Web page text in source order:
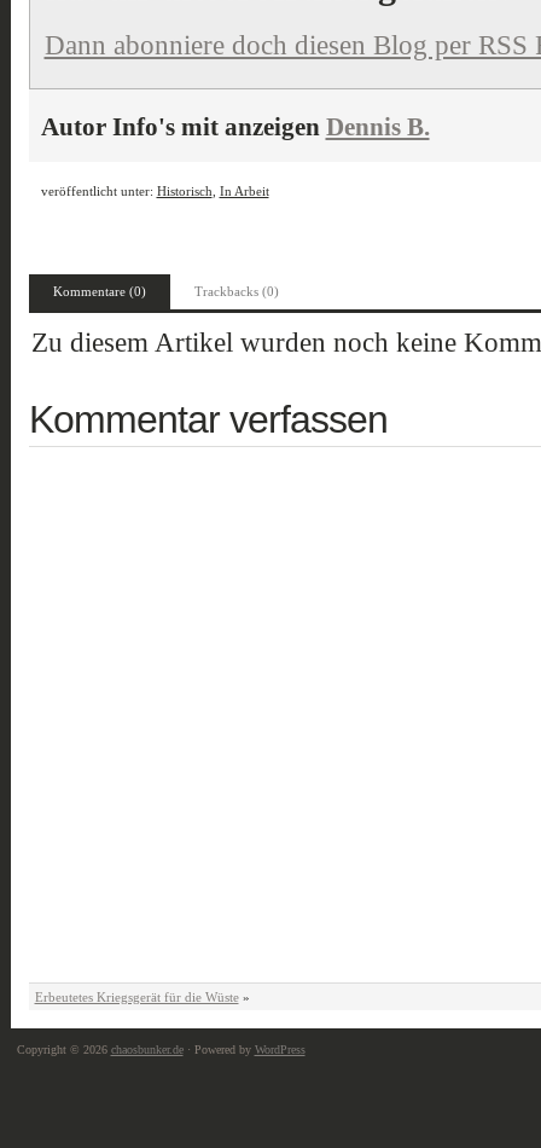
Dann abonniere doch diesen Blog per RSS
Autor Info's mit anzeigen Dennis B.
veröffentlicht unter: Historisch In Arbeit
Kommentare (0) Trackbacks (0)
Zu diesem Artikel wurden noch keine
Kommentar verfassen
Erbeutetes Kriegsgerät für die Wüste»
Copyright © 2026 chaosbunker.de· Powered by WordPress